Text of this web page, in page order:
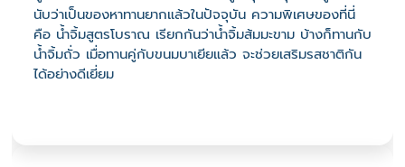
นับว่าเป็นของหาทานยากแล้วในปัจจุบัน ความพิเศษของที่นี่
คือ น้ำจิ้มสูตรโบราณ เรียกกันว่าน้ำจิ้มส้มมะขาม บ้างก็ทานกับ
น้ำจิ้มถั่ว เมื่อทานคู่กับขนมบาเยียแล้ว จะช่วยเสริมรสชาติกัน
ได้อย่างดีเยี่ยม